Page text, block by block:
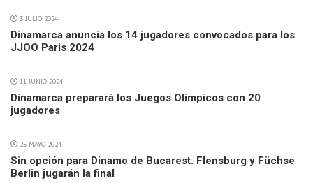
3 JULIO 2024
Dinamarca anuncia los 14 jugadores convocados para los
JJOO Paris 2024
11 JUNIO 2024
Dinamarca preparará los Juegos Olímpicos con 20
jugadores
25 MAYO 2024
Sin opción para Dinamo de Bucarest. Flensburg y Füchse
Berlin jugarán la final